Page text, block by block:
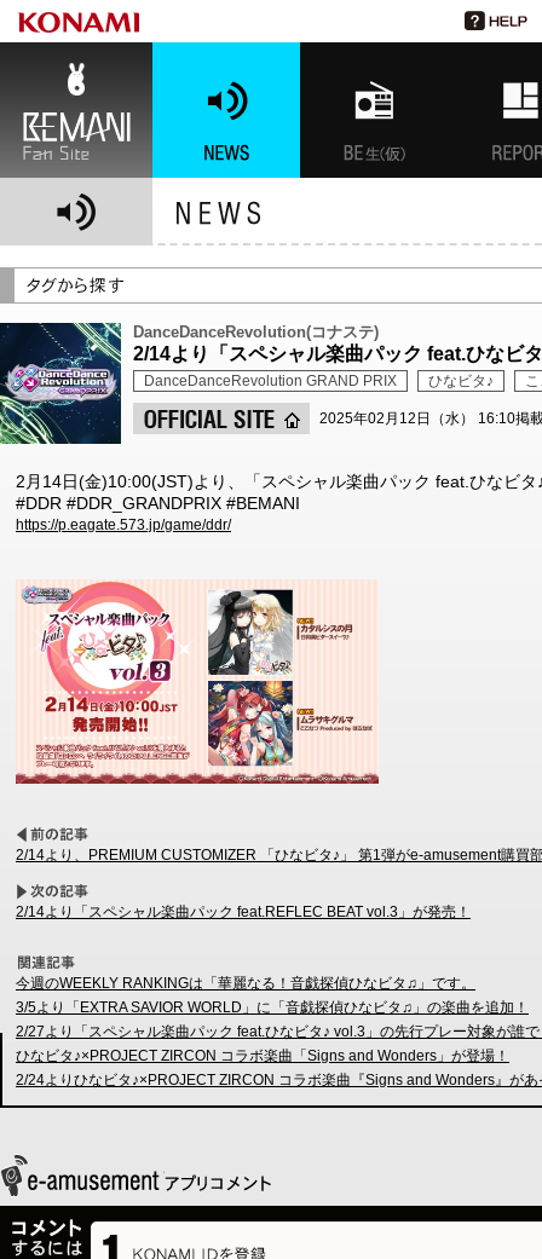
DanceDanceRevolution(コナステ)
2/14より「スペシャル楽曲パック feat.ひなビ
DanceDanceRevolution GRAND PRIX ひなビタ♪
2025年02月12日（水） 16:10掲
2月14日(金)10:00(JST)より、「スペシャル楽曲パック feat.ひなビ
#DDR #DDR_GRANDPRIX #BEMANI
https://p.eagate.573.jp/game/ddr/
2/14より、PREMIUM CUSTOMIZER 「ひなビタ♪」 第1弾がe-amusement購買
2/14より「スペシャル楽曲パック feat.REFLEC BEAT vol.3」が発売！
今週のWEEKLY RANKINGは「華麗なる！音戯探偵ひなビタ♫」です。
3/5より「EXTRA SAVIOR WORLD」に「音戯探偵ひなビタ♫」の楽曲を追加！
2/27より「スペシャル楽曲パック feat.ひなビタ♪ vol.3」の先行プレー対象が誰
ひなビタ♪×PROJECT ZIRCON コラボ楽曲「Signs and Wonders」が登場！
2/24よりひなビタ♪×PROJECT ZIRCON コラボ楽曲『Signs and Wonders』が